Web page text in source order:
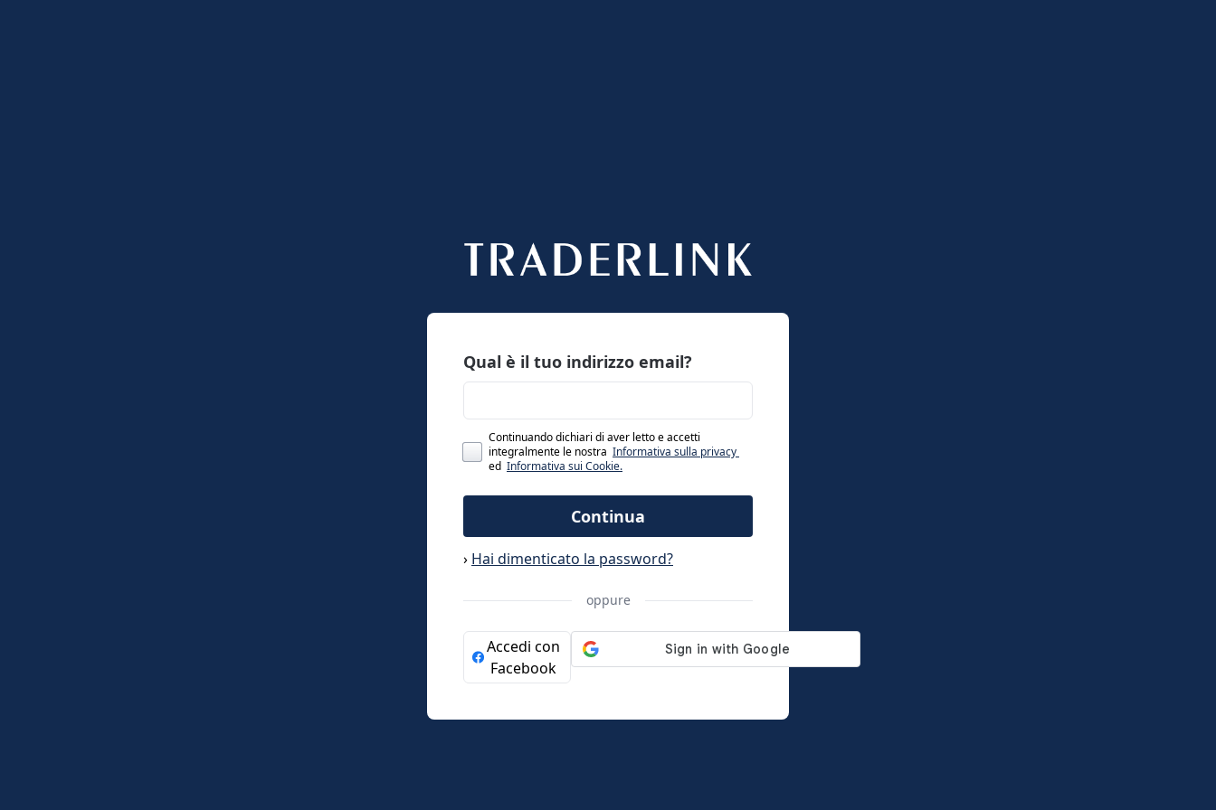
Qual è il tuo indirizzo email?
Continuando dichiari di aver letto e accetti
integralmente le nostra Informativa sulla privacy
ed Informativa sui Cookie.
Continua
› Hai dimenticato la password?
oppure
Accedi con
Facebook